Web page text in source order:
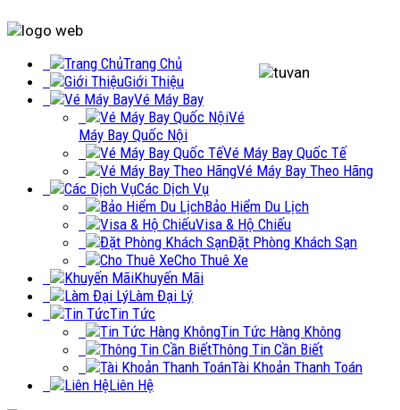
Trang Chủ
Giới Thiệu
Vé Máy Bay
Vé
Máy Bay Quốc Nội
Vé Máy Bay Quốc Tế
Vé Máy Bay Theo Hãng
Các Dịch Vụ
Bảo Hiểm Du Lịch
Visa & Hộ Chiếu
Đặt Phòng Khách Sạn
Cho Thuê Xe
Khuyến Mãi
Làm Đại Lý
Tin Tức
Tin Tức Hàng Không
Thông Tin Cần Biết
Tài Khoản Thanh Toán
Liên Hệ